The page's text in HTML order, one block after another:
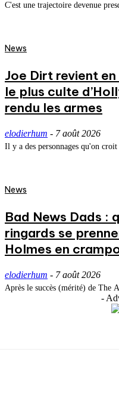
C'est une trajectoire devenue
News
Joe Dirt revient
le plus culte
rendu les armes
elodierhum - 7 août 2026
Il y a des personnages qu'on croit
News
Bad News Dads :
ringards se
Holmes en
elodierhum - 7 août 2026
Après le succès (mérité) de The
-